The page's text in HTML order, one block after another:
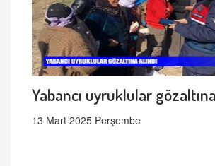
Yabancı uyruklular gözaltına
13 Mart 2025 Perşembe